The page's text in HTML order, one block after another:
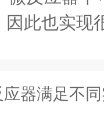
此也实现
器满足不